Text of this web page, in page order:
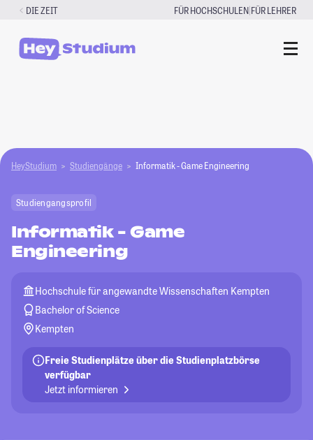
Zum
springen
DIE ZEIT FÜR HOCHSCHULEN|FÜR LEHRER
HeyStudium Studiengänge Informatik - Game Engineering
Studiengangsprofil
Informatik - Game
Engineering
Hochschule für angewandte Wissenschaften Kempten
Bachelor of Science
Kempten
Freie Studienplätze über die Studienplatzbörse
verfügbar
Jetzt informieren